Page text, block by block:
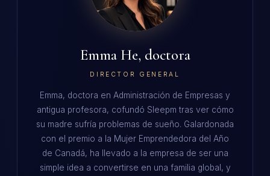
Emma He, doctora
DIRECTOR GENERAL
Emma, doctora en Administración de Empresas y
antigua profesora, cofundó Sleepm tras ver cómo
su madre sufría problemas de sueño. Galardonada
con el premio a la Mujer Emprendedora del Año
de Canadá, ha llevado a la empresa de ser una
simple idea a convertirse en una familia global, y